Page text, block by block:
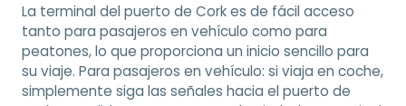
La terminal del puerto de Cork es de fácil acceso
tanto para pasajeros en vehículo como para
peatones, lo que proporciona un inicio sencillo para
su viaje. Para pasajeros en vehículo: si viaja en coche,
simplemente siga las señales hacia el puerto de